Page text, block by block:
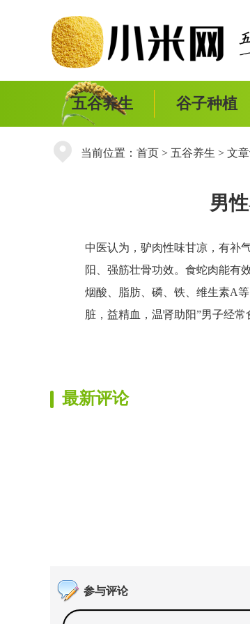
五谷养生 谷子种植
当前位置： 首页 > 五谷养生 > 文
男
中医认为，驴肉性味甘凉，有补
阳、强筋壮骨功效。食蛇肉能有
烟酸、脂肪、磷、铁、维生素A
脏，益精血，温肾助阳”男子经
最新评论
参与评论